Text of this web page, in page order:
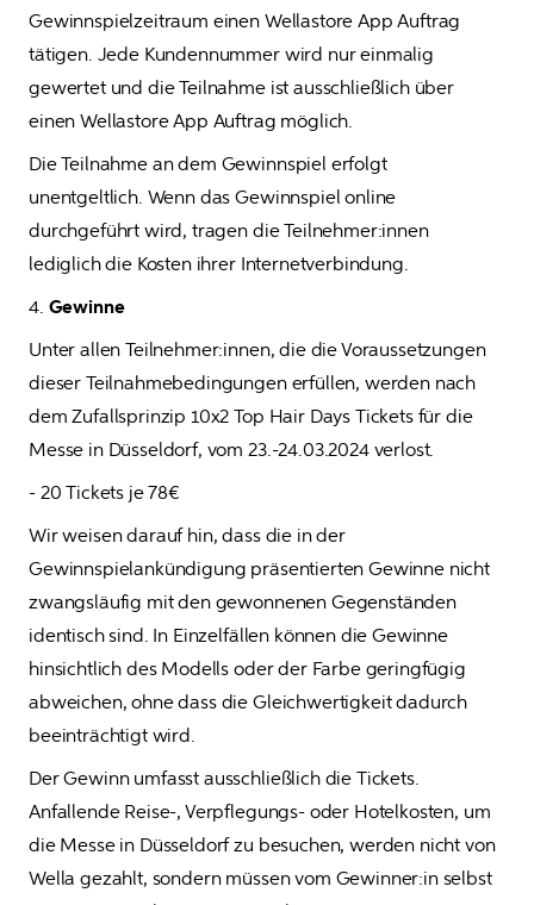
Gewinnspielzeitraum einen Wellastore App Auftrag
tätigen. Jede Kundennummer wird nur einmalig
gewertet und die Teilnahme ist ausschließlich über
einen Wellastore App Auftrag möglich.
Die Teilnahme an dem Gewinnspiel erfolgt
unentgeltlich. Wenn das Gewinnspiel online
durchgeführt wird, tragen die Teilnehmer:innen
lediglich die Kosten ihrer Internetverbindung.
4. Gewinne
Unter allen Teilnehmer:innen, die die Voraussetzungen
dieser Teilnahmebedingungen erfüllen, werden nach
dem Zufallsprinzip 10x2 Top Hair Days Tickets für die
Messe in Düsseldorf, vom 23.-24.03.2024 verlost.
- 20 Tickets je 78€
Wir weisen darauf hin, dass die in der
Gewinnspielankündigung präsentierten Gewinne nicht
zwangsläufig mit den gewonnenen Gegenständen
identisch sind. In Einzelfällen können die Gewinne
hinsichtlich des Modells oder der Farbe geringfügig
abweichen, ohne dass die Gleichwertigkeit dadurch
beeinträchtigt wird.
Der Gewinn umfasst ausschließlich die Tickets.
Anfallende Reise-, Verpflegungs- oder Hotelkosten, um
die Messe in Düsseldorf zu besuchen, werden nicht von
Wella gezahlt, sondern müssen vom Gewinner:in selbst